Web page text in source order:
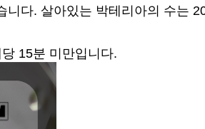
다. 살아있는 박테리아의 수는
15분 미만입니다.